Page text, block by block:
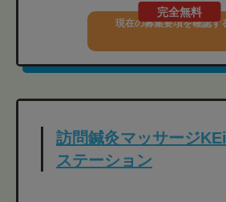
完全無料
現在の募集要項を確認す
訪問鍼灸マッサージ
ステーション